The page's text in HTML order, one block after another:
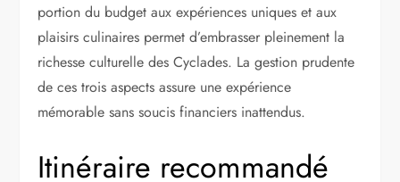
portion du budget aux expériences uniques et aux
plaisirs culinaires permet d’embrasser pleinement la
richesse culturelle des Cyclades. La gestion prudente
de ces trois aspects assure une expérience
mémorable sans soucis financiers inattendus.
Itinéraire recommandé